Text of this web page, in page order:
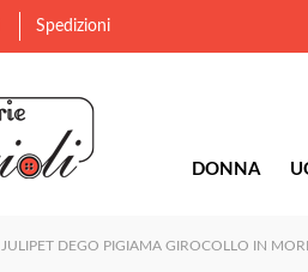
Spedizioni
DONNA
JULIPET DEGO PIGIAMA GIROCOLLO IN